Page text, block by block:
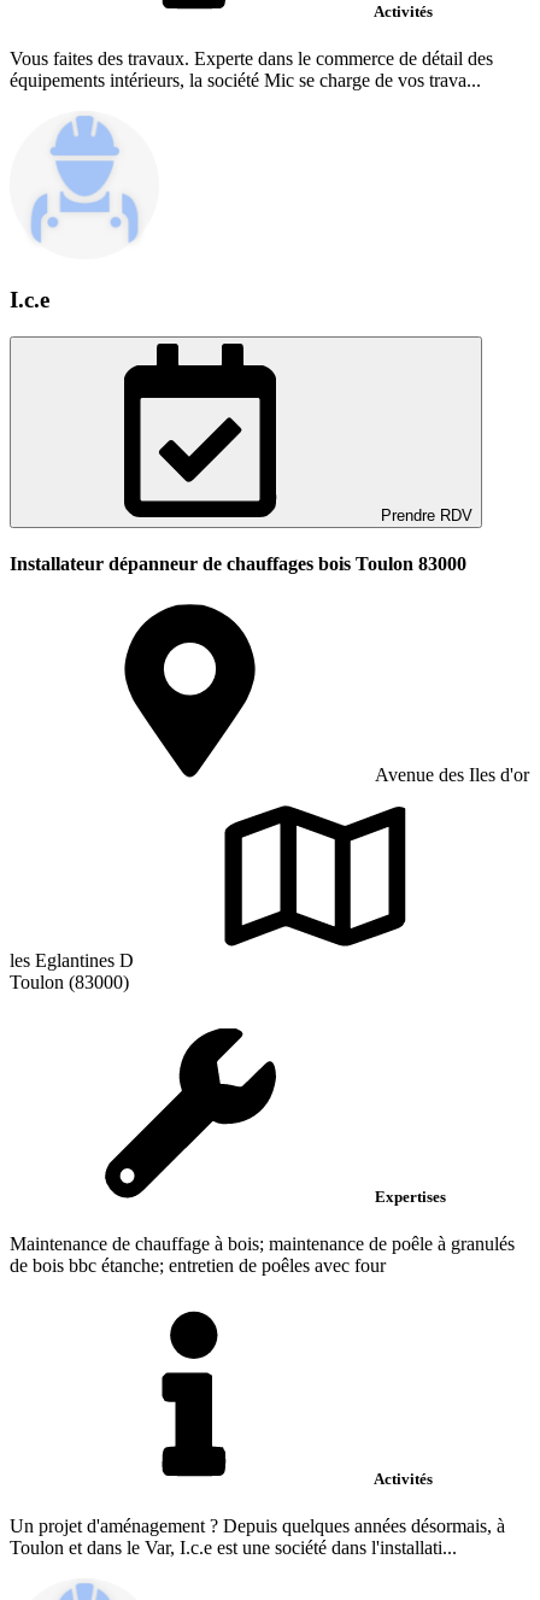
Activités
Vous faites des travaux. Experte dans le commerce de détail des
équipements intérieurs, la société Mic se charge de vos trava...
I.c.e
Prendre RDV
Installateur dépanneur de chauffages bois Toulon 83000
Avenue des Iles d'or
les Eglantines D
Toulon (83000)
Expertises
Maintenance de chauffage à bois; maintenance de poêle à granulés
de bois bbc étanche; entretien de poêles avec four
Activités
Un projet d'aménagement ? Depuis quelques années désormais, à
Toulon et dans le Var, I.c.e est une société dans l'installati...